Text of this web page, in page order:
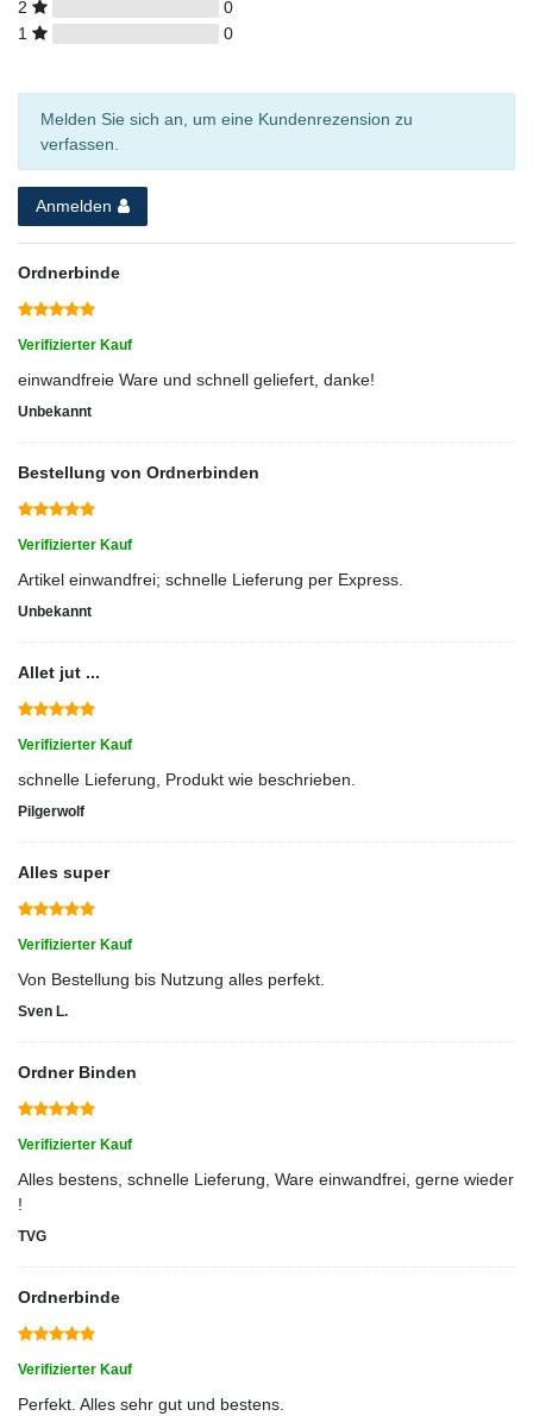
2
0
1
0
Melden Sie sich an, um eine Kundenrezension zu
verfassen.
Anmelden
Ordnerbinde
Verifizierter Kauf
einwandfreie Ware und schnell geliefert, danke!
Unbekannt
Bestellung von Ordnerbinden
Verifizierter Kauf
Artikel einwandfrei; schnelle Lieferung per Express.
Unbekannt
Allet jut ...
Verifizierter Kauf
schnelle Lieferung, Produkt wie beschrieben.
Pilgerwolf
Alles super
Verifizierter Kauf
Von Bestellung bis Nutzung alles perfekt.
Sven L.
Ordner Binden
Verifizierter Kauf
Alles bestens, schnelle Lieferung, Ware einwandfrei, gerne wieder
!
TVG
Ordnerbinde
Verifizierter Kauf
Perfekt. Alles sehr gut und bestens.